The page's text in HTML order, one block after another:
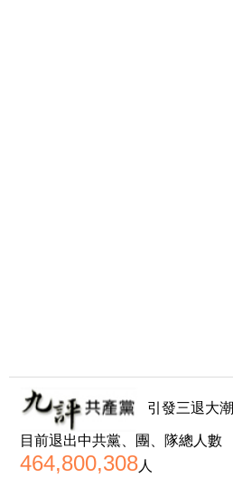
引發三退大潮
目前退出中共黨、團、隊總人數
464,800,308人